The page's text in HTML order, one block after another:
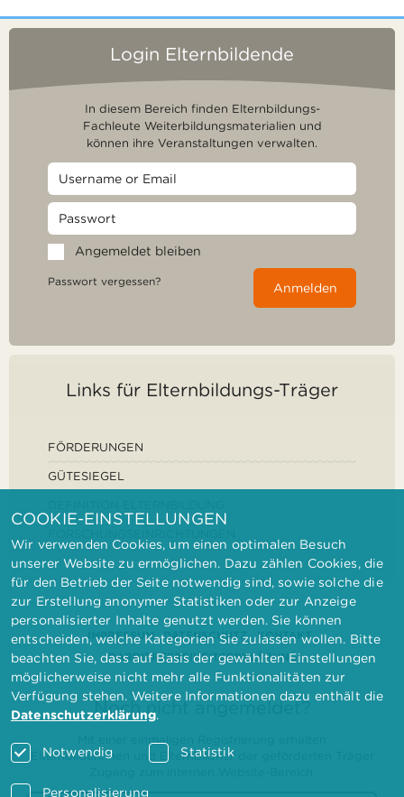
Login Elternbildende
In diesem Bereich finden Elternbildungs-
Fachleute Weiterbildungsmaterialien und
können ihre Veranstaltungen verwalten.
Angemeldet bleiben
Passwort vergessen? Anmelden
Links für Elternbildungs-Träger
FÖRDERUNGEN
GÜTESIEGEL
IMPRESSUM DATENSCHUTZ
KONTAKT
BARRIEREFREIHEITSERKLÄRUNG
Noch nicht angemeldet?
Mit einer einmaligen Registrierung erhalten
Elternbilderinnen und Elternbildner der geförderten Träger
COOKIE-EINSTELLUNGEN
Wir verwenden Cookies, um einen optimalen Besuch
unserer Website zu ermöglichen. Dazu zählen Cookies, die
für den Betrieb der Seite notwendig sind, sowie solche die
zur Erstellung anonymer Statistiken oder zur Anzeige
personalisierter Inhalte genutzt werden. Sie können
entscheiden, welche Kategorien Sie zulassen wollen. Bitte
beachten Sie, dass auf Basis der gewählten Einstellungen
möglicherweise nicht mehr alle Funktionalitäten zur
Verfügung stehen. Weitere Informationen dazu enthält die
Datenschutzerklärung.
Notwendig Statistik
Personalisierung